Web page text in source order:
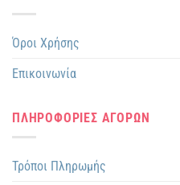
Όροι Χρήσης
Επικοινωνία
ΠΛΗΡΟΦΟΡΙΕΣ ΑΓΟΡΩΝ
Τρόποι Πληρωμής